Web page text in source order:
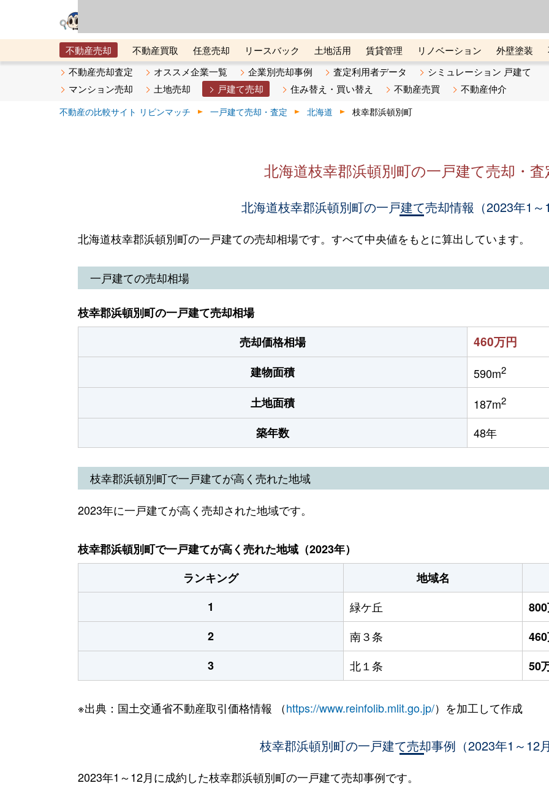
不動産売却 不動産買取 任意売却 リースバック 土地活用 賃貸管理 リノベーション 外壁塗装
メタ住宅展示場
ベスト不動産カンパニー オンライン講座 リビンマガジンBiz 不動産売却ご相談デスク
不動産売却査定 オススメ企業一覧 企業別売却事例 査定利用者データ
シミュレーション 戸建て
マンション売却
土地売却 戸建て売却 住み替え・買い替え 不動産売買 不動産仲介
不動産の比較サイト リビンマッチ 一戸建て売却・査定 北海道 枝幸郡浜頓別町
北海道枝幸郡浜頓別町の一戸建て売却・査
北海道枝幸郡浜頓別町の一戸建て売却情報（2023年1～
北海道枝幸郡浜頓別町の一戸建ての売却相場です。すべて中央値をもとに算出しています。
一戸建ての売却相場
枝幸郡浜頓別町の一戸建て売却相場
売却価格相場
460万円
建物面積 590m2
土地面積 187m2
築年数 48年
枝幸郡浜頓別町で一戸建てが高く売れた地域
2023年に一戸建てが高く売却された地域です。
枝幸郡浜頓別町で一戸建てが高く売れた地域（2023年）
ランキング
地域名
1
緑ケ丘
2
南３条
3
北１条 50
※出典：国土交通省不動産取引価格情報 （https://www.reinfolib.mlit.go.jp/）を加工して作成
枝幸郡浜頓別町の一戸建て売却事例（2023年1～12
2023年1～12月に成約した枝幸郡浜頓別町の一戸建て売却事例です。